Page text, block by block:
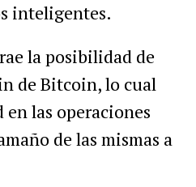
inteligentes.
la posibilidad de
de Bitcoin, lo cual
las operaciones
de las mismas a